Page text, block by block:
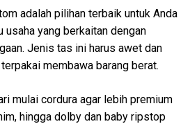
adalah pilihan terbaik untuk Anda
usaha yang berkaitan dengan
Jenis tas ini harus awet dan
membawa barang berat.
mulai cordura agar lebih premium
hingga dolby dan baby ripstop